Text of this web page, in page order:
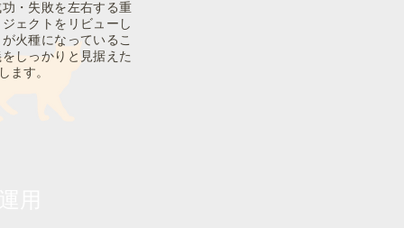
・失敗を左右する重
ェクトをリビューし
火種になっているこ
しっかりと見据えた
ます。